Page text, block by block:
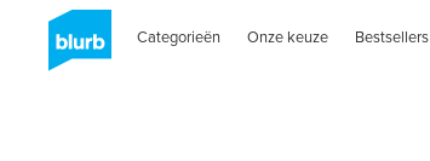
Categorieën Onze keuze Bestsellers